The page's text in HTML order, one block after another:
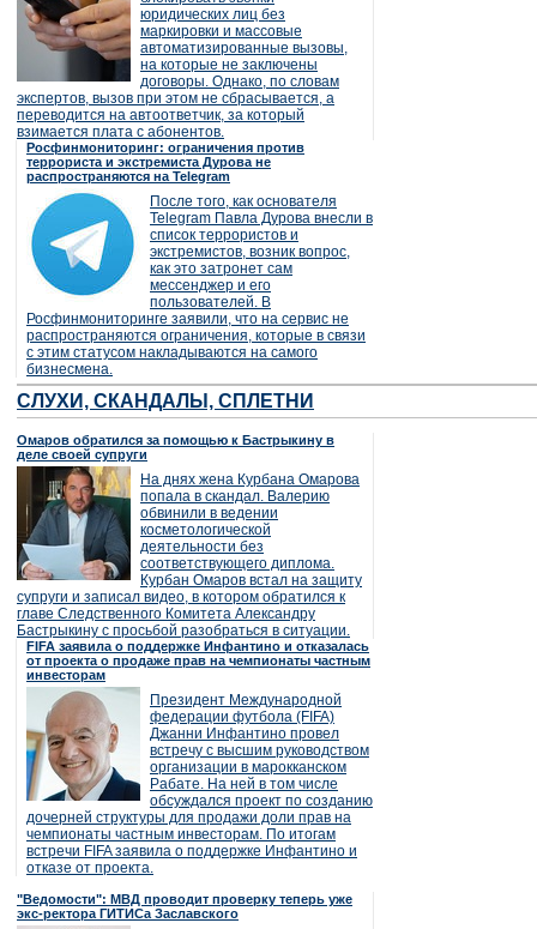
юридических лиц без
маркировки и массовые
автоматизированные вызовы,
на которые не заключены
договоры. Однако, по словам
экспертов, вызов при этом не сбрасывается, а
переводится на автоответчик, за который
взимается плата с абонентов.
Росфинмониторинг: ограничения против
террориста и экстремиста Дурова не
распространяются на Telegram
После того, как основателя
Telegram Павла Дурова внесли в
список террористов и
экстремистов, возник вопрос,
как это затронет сам
мессенджер и его
пользователей. В
Росфинмониторинге заявили, что на сервис не
распространяются ограничения, которые в связи
с этим статусом накладываются на самого
бизнесмена.
СЛУХИ, СКАНДАЛЫ, СПЛЕТНИ
Омаров обратился за помощью к Бастрыкину в
деле своей супруги
На днях жена Курбана Омарова
попала в скандал. Валерию
обвинили в ведении
косметологической
деятельности без
соответствующего диплома.
Курбан Омаров встал на защиту
супруги и записал видео, в котором обратился к
главе Следственного Комитета Александру
Бастрыкину с просьбой разобраться в ситуации.
FIFA заявила о поддержке Инфантино и отказалась
от проекта о продаже прав на чемпионаты частным
инвесторам
Президент Международной
федерации футбола (FIFA)
Джанни Инфантино провел
встречу с высшим руководством
организации в марокканском
Рабате. На ней в том числе
обсуждался проект по созданию
дочерней структуры для продажи доли прав на
чемпионаты частным инвесторам. По итогам
встречи FIFA заявила о поддержке Инфантино и
отказе от проекта.
"Ведомости": МВД проводит проверку теперь уже
экс-ректора ГИТИСа Заславского